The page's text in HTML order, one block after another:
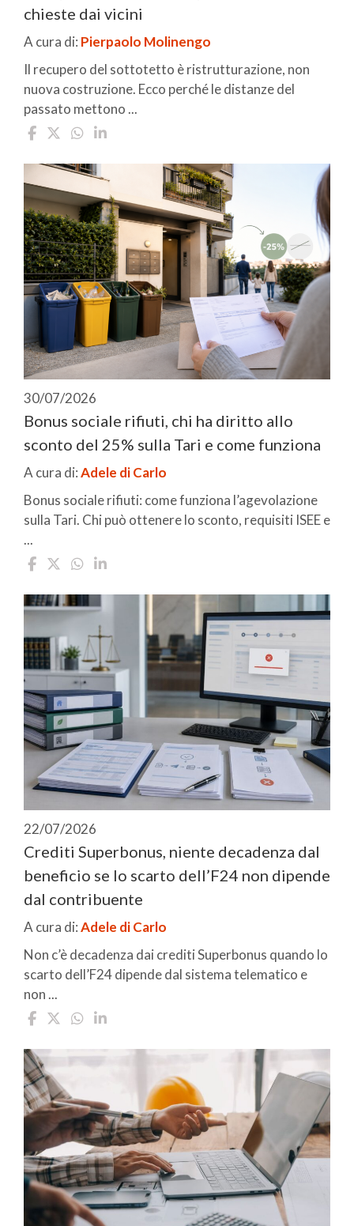
chieste dai vicini
A cura di: Pierpaolo Molinengo
Il recupero del sottotetto è ristrutturazione, non
nuova costruzione. Ecco perché le distanze del
passato mettono ...
30/07/2026
Bonus sociale rifiuti, chi ha diritto allo
sconto del 25% sulla Tari e come funziona
A cura di:Adele di Carlo
Bonus sociale rifiuti: come funziona l’agevolazione
sulla Tari. Chi può ottenere lo sconto, requisiti ISEE e
...
22/07/2026
Crediti Superbonus, niente decadenza dal
beneficio se lo scarto dell’F24 non dipende
dal contribuente
A cura di:Adele di Carlo
Non c’è decadenza dai crediti Superbonus quando lo
scarto dell’F24 dipende dal sistema telematico e
non ...